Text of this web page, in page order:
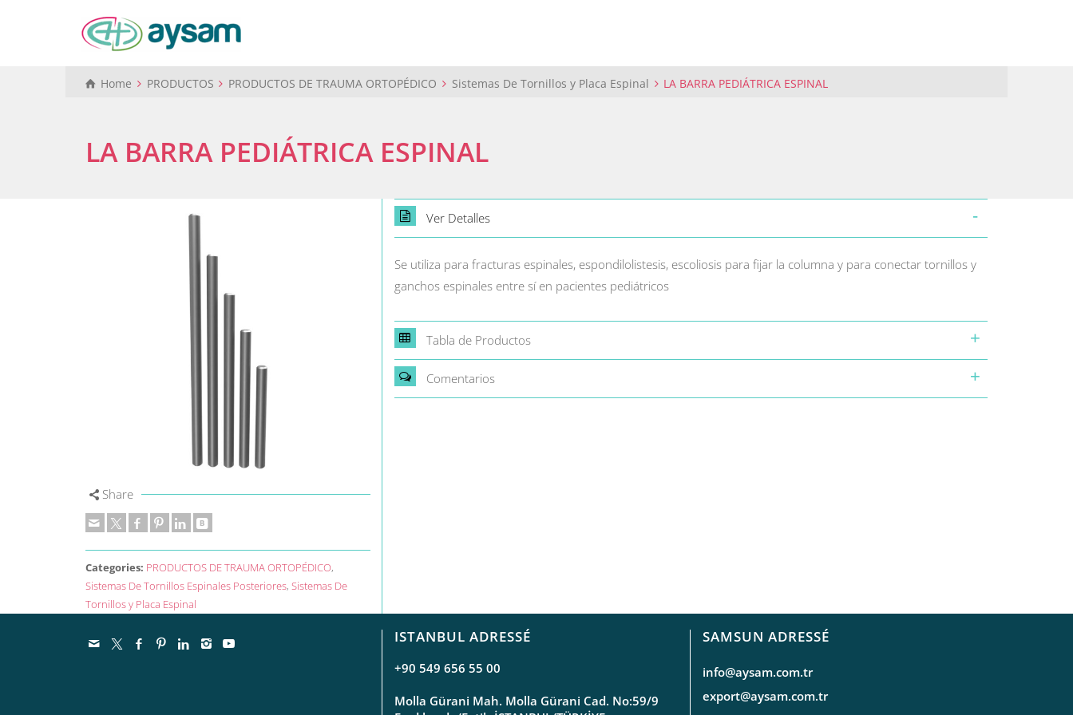
Home PRODUCTOS PRODUCTOS DE TRAUMA ORTOPÉDICO Sistemas De Tornillos y Placa Espinal LA BARRA PEDIÁTRICA ESPINAL
LA BARRA PEDIÁTRICA ESPINAL
Share
Categories: PRODUCTOS DE TRAUMA ORTOPÉDICO,
Sistemas De Tornillos Espinales Posteriores, Sistemas De
Tornillos y Placa Espinal
Ver Detalles
Se utiliza para fracturas espinales, espondilolistesis, escoliosis para fijar la columna y para conectar tornillos y
ganchos espinales entre sí en pacientes pediátricos
Tabla de Productos
Comentarios
ISTANBUL ADRESSÉ
+90 549 656 55 00
Molla Gürani Mah. Molla Gürani Cad. No:59/9
SAMSUN ADRESSÉ
info@aysam.com.tr
export@aysam.com.tr